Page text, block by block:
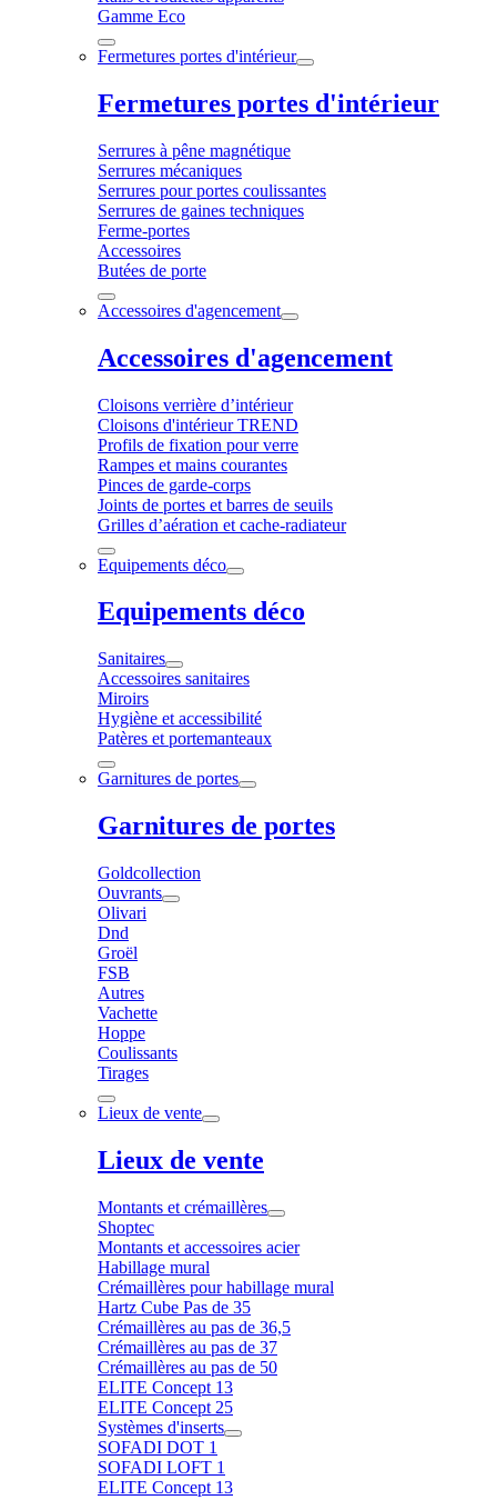
Gamme Eco
Fermetures portes d'intérieur
Fermetures portes d'intérieur
Serrures à pêne magnétique
Serrures mécaniques
Serrures pour portes coulissantes
Serrures de gaines techniques
Ferme-portes
Accessoires
Butées de porte
Accessoires d'agencement
Accessoires d'agencement
Cloisons verrière d’intérieur
Cloisons d'intérieur TREND
Profils de fixation pour verre
Rampes et mains courantes
Pinces de garde-corps
Joints de portes et barres de seuils
Grilles d’aération et cache-radiateur
Equipements déco
Equipements déco
Sanitaires
Accessoires sanitaires
Miroirs
Hygiène et accessibilité
Patères et portemanteaux
Garnitures de portes
Garnitures de portes
Goldcollection
Ouvrants
Olivari
Dnd
Groël
FSB
Autres
Vachette
Hoppe
Coulissants
Tirages
Lieux de vente
Lieux de vente
Montants et crémaillères
Shoptec
Montants et accessoires acier
Habillage mural
Crémaillères pour habillage mural
Hartz Cube Pas de 35
Crémaillères au pas de 36,5
Crémaillères au pas de 37
Crémaillères au pas de 50
ELITE Concept 13
ELITE Concept 25
Systèmes d'inserts
SOFADI DOT 1
SOFADI LOFT 1
ELITE Concept 13